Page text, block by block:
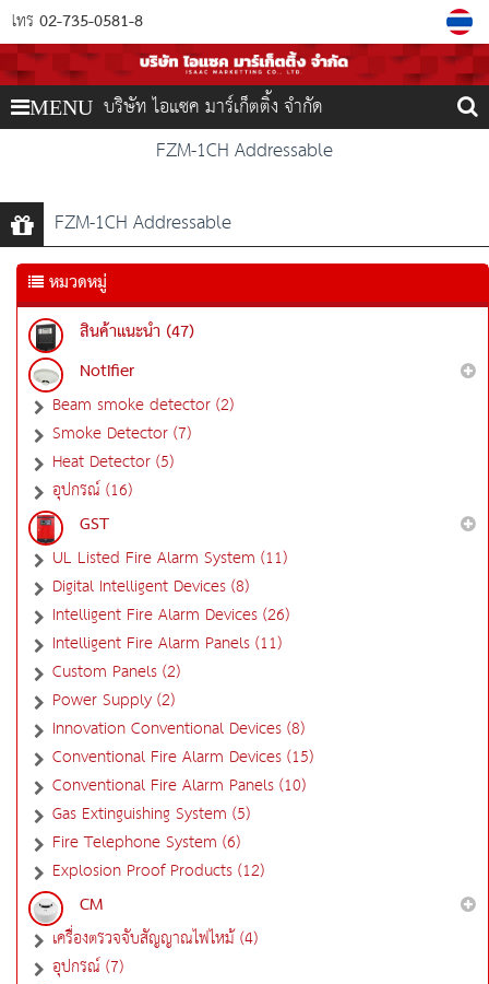
โทร 02-735-0581-8
MENU บริษัท ไอแซค มาร์เก็ตติ้ง จำกัด
FZM-1CH Addressable
FZM-1CH Addressable
หมวดหมู่
สินค้าแนะนำ (47)
Notifier
Beam smoke detector (2)
Smoke Detector (7)
Heat Detector (5)
อุปกรณ์ (16)
GST
UL Listed Fire Alarm System (11)
Digital Intelligent Devices (8)
Intelligent Fire Alarm Devices (26)
Intelligent Fire Alarm Panels (11)
Custom Panels (2)
Power Supply (2)
Innovation Conventional Devices (8)
Conventional Fire Alarm Devices (15)
Conventional Fire Alarm Panels (10)
Gas Extinguishing System (5)
Fire Telephone System (6)
Explosion Proof Products (12)
CM
เครื่องตรวจจับสัญญาณไฟไหม้ (4)
อุปกรณ์ (7)